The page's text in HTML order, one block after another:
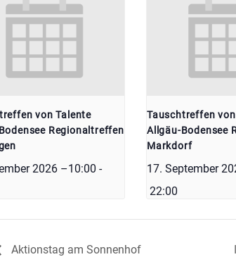
von Talente
Regionaltreffen
2026 –10:00 -
Tauschtreffen
Allgäu-Bodensee
Markdorf
17. September
22:00
Aktionstag am Sonnenhof